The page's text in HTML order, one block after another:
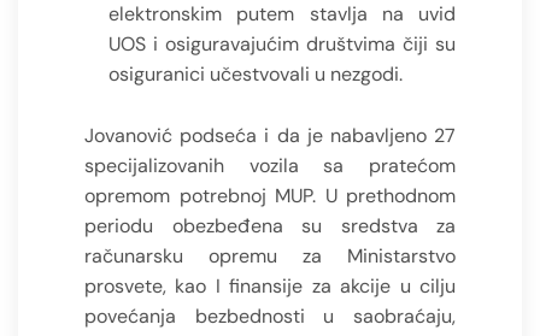
elektronskim putem stavlja na uvid
UOS i osiguravajućim društvima čiji su
osiguranici učestvovali u nezgodi.
Jovanović podseća i da je nabavljeno 27
specijalizovanih vozila sa pratećom
opremom potrebnoj MUP. U prethodnom
periodu obezbeđena su sredstva za
računarsku opremu za Ministarstvo
prosvete, kao I finansije za akcije u cilju
povećanja bezbednosti u saobraćaju,